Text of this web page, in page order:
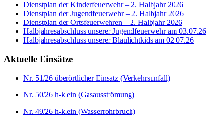
Dienstplan der Kinderfeuerwehr – 2. Halbjahr 2026
Dienstplan der Jugendfeuerwehr – 2. Halbjahr 2026
Dienstplan der Ortsfeuerwehren – 2. Halbjahr 2026
Halbjahresabschluss unserer Jugendfeuerwehr am 03.07.26
Halbjahresabschluss unserer Blaulichtkids am 02.07.26
Aktuelle Einsätze
Nr. 51/26 überörtlicher Einsatz (Verkehrsunfall)
Nr. 50/26 h-klein (Gasausströmung)
Nr. 49/26 h-klein (Wasserrohrbruch)